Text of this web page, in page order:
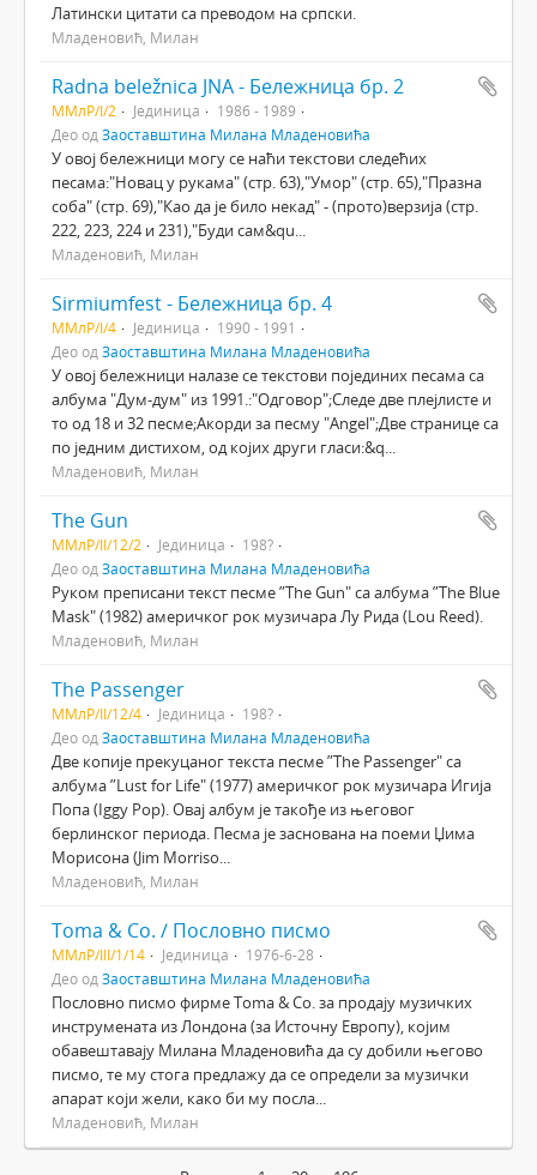
Латински цитати са преводом на српски.
Младеновић, Милан
Radna beležnica JNA - Бележница бр. 2
ММлР/I/2 Јединица
1986 - 1989
Део од Заоставштина Милана Младеновића
У овој бележници могу се наћи текстови следећих
песама:"Новац у рукама" (стр. 63),"Умор" (стр. 65),"Празна
соба" (стр. 69),"Као да је било некад" - (прото)верзија (стр.
222, 223, 224 и 231),"Буди сам&qu...
Младеновић, Милан
Sirmiumfest - Бележница бр. 4
ММлР/I/4 Јединица
1990 - 1991
Део од Заоставштина Милана Младеновића
У овој бележници налазе се текстови појединих песама са
албума "Дум-дум" из 1991.:"Одговор";Следе две плејлисте и
то од 18 и 32 песме;Акорди за песму "Angel";Две странице са
по једним дистихом, од којих други гласи:&q...
Младеновић, Милан
The Gun
ММлР/II/12/2 Јединица
198?
Део од Заоставштина Милана Младеновића
Руком преписани текст песме ”The Gun" са албума ”The Blue
Mask" (1982) америчког рок музичара Лу Рида (Lou Reed).
Младеновић, Милан
The Passenger
ММлР/II/12/4 Јединица
198?
Део од Заоставштина Милана Младеновића
Две копије прекуцаног текста песме ”The Passenger" са
албума ”Lust for Life" (1977) америчког рок музичара Игија
Попа (Iggy Pop). Овај албум је такође из његовог
берлинског периода. Песма је заснована на поеми Џима
Морисона (Jim Morriso...
Младеновић, Милан
Toma & Co. / Пословно писмо
ММлР/III/1/14 Јединица
1976-6-28
Део од Заоставштина Милана Младеновића
Пословно писмо фирме Toma & Co. за продају музичких
инструмената из Лондона (за Источну Европу), којим
обавештавају Милана Младеновића да су добили његово
писмо, те му стога предлажу да се определи за музички
апарат који жели, како би му посла...
Младеновић, Милан